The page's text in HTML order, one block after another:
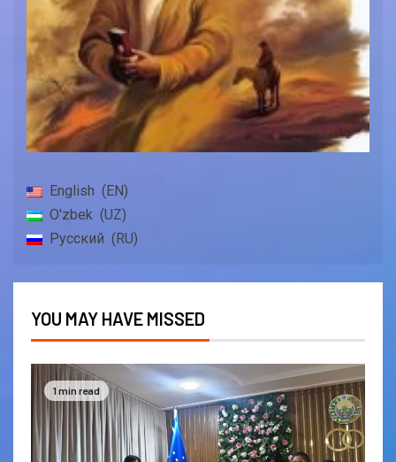
English
EN
O'zbek
UZ
Русский
RU
YOU MAY HAVE MISSED
1 min read